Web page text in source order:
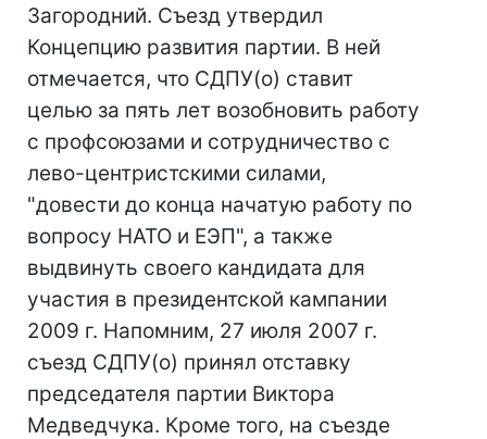
Загородний. Съезд утвердил
Концепцию развития партии. В ней
отмечается, что СДПУ(о) ставит
целью за пять лет возобновить работу
с профсоюзами и сотрудничество с
лево-центристскими силами,
"довести до конца начатую работу по
вопросу НАТО и ЕЭП", а также
выдвинуть своего кандидата для
участия в президентской кампании
2009 г. Напомним, 27 июля 2007 г.
съезд СДПУ(о) принял отставку
председателя партии Виктора
Медведчука. Кроме того, на съезде